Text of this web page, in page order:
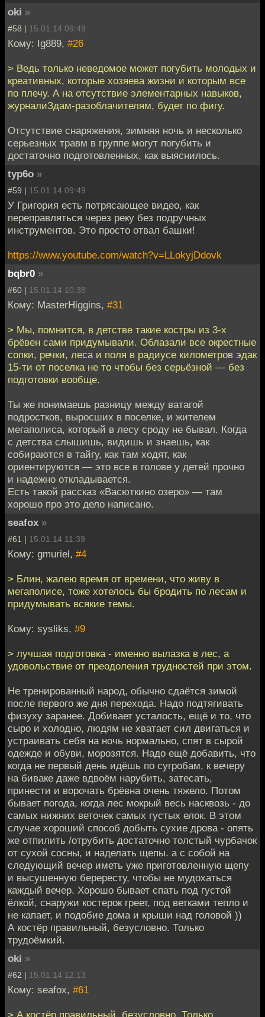
oki »
#58 | 15.01.14 09:49
Кому: Ig889, #26
> Ведь только неведомое может погубить молодых и
креативных, которые хозяева жизни и которым все
по плечу. А на отсутствие элементарных навыков,
журналиЗдам-разоблачителям, будет по фигу.
Отсутствие снаряжения, зимняя ночь и несколько
серьезных травм в группе могут погубить и
достаточно подготовленных, как выяснилось.
typ6o »
#59 | 15.01.14 09:49
У Григория есть потрясающее видео, как
переправляться через реку без подручных
инструментов. Это просто отвал башки!
https://www.youtube.com/watch?v=LLokyjDdovk
bqbr0 »
#60 | 15.01.14 10:38
Кому: MasterHiggins, #31
> Мы, помнится, в детстве такие костры из 3-х
брёвен сами придумывали. Облазали все окрестные
сопки, речки, леса и поля в радиусе километров эдак
15-ти от поселка не то чтобы без серьёзной — без
подготовки вообще.
Ты же понимаешь разницу между ватагой
подростков, выросших в поселке, и жителем
мегаполиса, который в лесу сроду не бывал. Когда
с детства слышишь, видишь и знаешь, как
собираются в тайгу, как там ходят, как
ориентируются — это все в голове у детей прочно
и надежно откладывается.
Есть такой рассказ «Васюткино озеро» — там
хорошо про это дело написано.
seafox »
#61 | 15.01.14 11:39
Кому: gmuriel, #4
> Блин, жалею время от времени, что живу в
мегаполисе, тоже хотелось бы бродить по лесам и
придумывать всякие темы.
Кому: sysliks, #9
> лучшая подготовка - именно вылазка в лес, а
удовольствие от преодоления трудностей при этом.
Не тренированный народ, обычно сдаётся зимой
после первого же дня перехода. Надо подтягивать
физуху заранее. Добивает усталость, ещё и то, что
сыро и холодно, людям не хватает сил двигаться и
устраивать себя на ночь нормально, спят в сырой
одежде и обуви, морозятся. Надо ещё добавить, что
когда не первый день идёшь по сугробам, к вечеру
на биваке даже вдвоём нарубить, затесать,
принести и ворочать брёвна очень тяжело. Потом
бывает погода, когда лес мокрый весь насквозь - до
самых нижних веточек самых густых елок. В этом
случае хороший способ добыть сухие дрова - опять
же отпилить /отрубить достаточно толстый чурбачок
от сухой сосны, и наделать щепы. а с собой на
следующий вечер иметь уже приготовленную щепу
и высушенную берересту, чтобы не мудохаться
каждый вечер. Хорошо бывает спать под густой
ёлкой, снаружи костерок греет, под ветками тепло и
не капает, и подобие дома и крыши над головой ))
А костёр правильный, безусловно. Только
трудоёмкий.
oki »
#62 | 15.01.14 12:13
Кому: seafox, #61